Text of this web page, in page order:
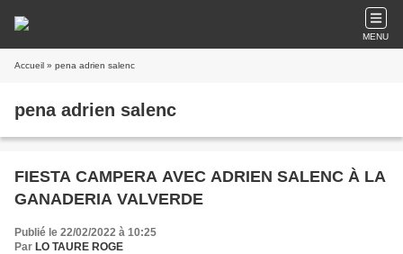
MENU
Accueil » pena adrien salenc
pena adrien salenc
FIESTA CAMPERA AVEC ADRIEN SALENC À LA
GANADERIA VALVERDE
Publié le 22/02/2022 à 10:25
Par LO TAURE ROGE